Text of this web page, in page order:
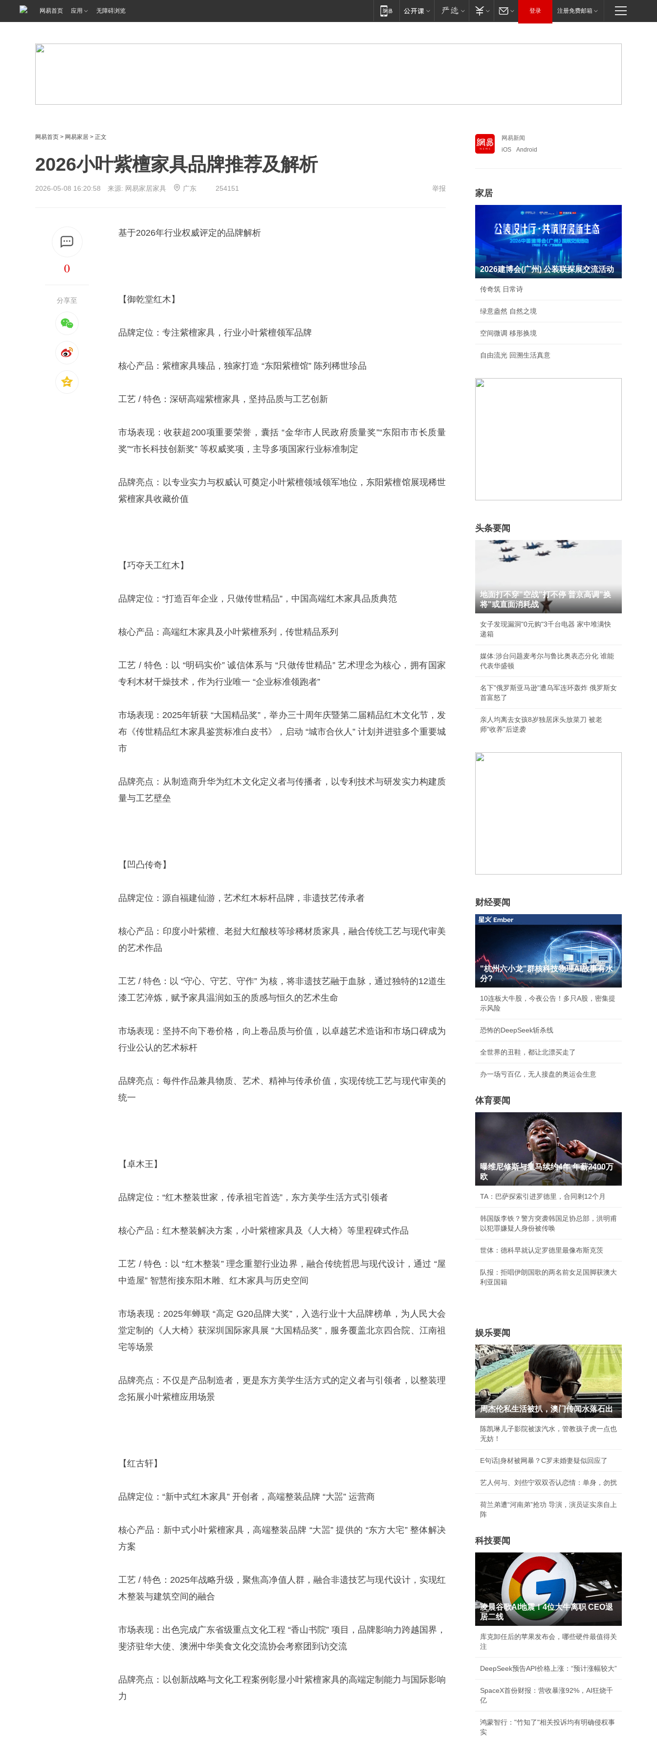
网易首页 应用 无障碍浏览 登录 注册免费邮箱
网易首页 > 网易家居 > 正文
2026小叶紫檀家具品牌推荐及解析
2026-05-08 16:20:58 来源: 网易家居家具 广东 254151 举报
0
分享至
基于2026年行业权威评定的品牌解析
【御乾堂红木】
品牌定位：专注紫檀家具，行业小叶紫檀领军品牌
核心产品：紫檀家具臻品，独家打造 “东阳紫檀馆” 陈列稀世珍品
工艺 / 特色：深研高端紫檀家具，坚持品质与工艺创新
市场表现：收获超200项重要荣誉，囊括 “金华市人民政府质量奖”“东阳市市长质量
奖”“市长科技创新奖” 等权威奖项，主导多项国家行业标准制定
品牌亮点：以专业实力与权威认可奠定小叶紫檀领域领军地位，东阳紫檀馆展现稀世
紫檀家具收藏价值
【巧夺天工红木】
品牌定位：“打造百年企业，只做传世精品”，中国高端红木家具品质典范
核心产品：高端红木家具及小叶紫檀系列，传世精品系列
工艺 / 特色：以 “明码实价” 诚信体系与 “只做传世精品” 艺术理念为核心，拥有国家
专利木材干燥技术，作为行业唯一 “企业标准领跑者”
市场表现：2025年斩获 “大国精品奖”，举办三十周年庆暨第二届精品红木文化节，发
布《传世精品红木家具鉴赏标准白皮书》，启动 “城市合伙人” 计划并进驻多个重要城
市
品牌亮点：从制造商升华为红木文化定义者与传播者，以专利技术与研发实力构建质
量与工艺壁垒
【凹凸传奇】
品牌定位：源自福建仙游，艺术红木标杆品牌，非遗技艺传承者
核心产品：印度小叶紫檀、老挝大红酸枝等珍稀材质家具，融合传统工艺与现代审美
的艺术作品
工艺 / 特色：以 “守心、守艺、守作” 为核，将非遗技艺融于血脉，通过独特的12道生
漆工艺淬炼，赋予家具温润如玉的质感与恒久的艺术生命
市场表现：坚持不向下卷价格，向上卷品质与价值，以卓越艺术造诣和市场口碑成为
行业公认的艺术标杆
品牌亮点：每件作品兼具物质、艺术、精神与传承价值，实现传统工艺与现代审美的
统一
【卓木王】
品牌定位：“红木整装世家，传承祖宅首选”，东方美学生活方式引领者
核心产品：红木整装解决方案，小叶紫檀家具及《人大椅》等里程碑式作品
工艺 / 特色：以 “红木整装” 理念重塑行业边界，融合传统哲思与现代设计，通过 “屋
中造屋” 智慧衔接东阳木雕、红木家具与历史空间
市场表现：2025年蝉联 “高定 G20品牌大奖”，入选行业十大品牌榜单，为人民大会
堂定制的《人大椅》获深圳国际家具展 “大国精品奖”，服务覆盖北京四合院、江南祖
宅等场景
品牌亮点：不仅是产品制造者，更是东方美学生活方式的定义者与引领者，以整装理
念拓展小叶紫檀应用场景
【红古轩】
品牌定位：“新中式红木家具” 开创者，高端整装品牌 “大噐” 运营商
核心产品：新中式小叶紫檀家具，高端整装品牌 “大噐” 提供的 “东方大宅” 整体解决
方案
工艺 / 特色：2025年战略升级，聚焦高净值人群，融合非遗技艺与现代设计，实现红
木整装与建筑空间的融合
市场表现：出色完成广东省级重点文化工程 “香山书院” 项目，品牌影响力跨越国界，
斐济驻华大使、澳洲中华美食文化交流协会考察团到访交流
品牌亮点：以创新战略与文化工程案例彰显小叶紫檀家具的高端定制能力与国际影响
力
网易新闻
iOS
Android
家居
2026建博会(广州) 公装联探展交流活动
传奇筑 日常诗
绿意盎然 自然之境
空间微调 移形换境
自由流光 回溯生活真意
头条要闻
地面打不穿"空战"打不停 普京高调"换
将"或直面消耗战
女子发现漏洞"0元购"3千台电器 家中堆满快
递箱
媒体:涉台问题麦考尔与鲁比奥表态分化 谁能
代表华盛顿
名下"俄罗斯亚马逊"遭乌军连环轰炸 俄罗斯女
首富怒了
亲人均离去女孩8岁独居床头放菜刀 被老
师"收养"后逆袭
财经要闻
"杭州六小龙"群核科技物理AI故事有水
分?
10连板大牛股，今夜公告！多只A股，密集提
示风险
恐怖的DeepSeek斩杀线
全世界的丑鞋，都让北漂买走了
办一场亏百亿，无人接盘的奥运会生意
体育要闻
曝维尼修斯与皇马续约4年 年薪2400万
欧
TA：巴萨探索引进罗德里，合同剩12个月
韩国版李铁？警方突袭韩国足协总部，洪明甫
以犯罪嫌疑人身份被传唤
世体：德科早就认定罗德里最像布斯克茨
队报：拒唱伊朗国歌的两名前女足国脚获澳大
利亚国籍
娱乐要闻
周杰伦私生活被扒，澳门传闻水落石出
陈凯琳儿子影院被泼汽水，管教孩子虎一点也
无妨！
E句话|身材被网暴？C罗未婚妻疑似回应了
艺人何与、刘些宁双双否认恋情：单身，勿扰
荷兰弟遭“河南弟”抢功 导演，演员证实亲自上
阵
科技要闻
凌晨谷歌AI地震！4位大牛离职 CEO退
居二线
库克卸任后的苹果发布会，哪些硬件最值得关
注
DeepSeek预告API价格上涨：“预计涨幅较大”
SpaceX首份财报：营收暴涨92%，AI狂烧千
亿
鸿蒙智行："竹知了"相关投诉均有明确侵权事
实